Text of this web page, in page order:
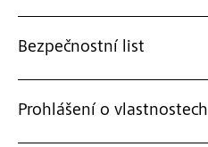
Bezpečnostní list
Prohlášení o vlastnostech